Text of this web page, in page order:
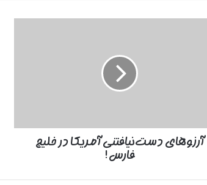
آرزوهای دست‌‌نیافتنی آمریکا در خلیج
فارس!